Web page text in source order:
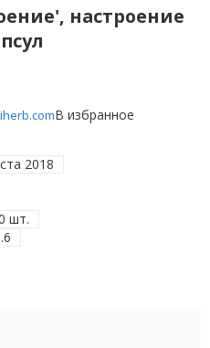
настроение
В избранное
2018
шт.